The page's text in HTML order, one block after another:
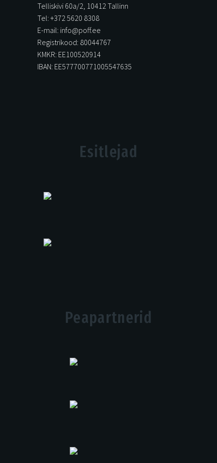
Telliskivi 60a/2, 10412 Tallinn
Tel: +372 5620 8308
E-mail: info@poff.ee
Registrikood: 80044767
KMKR: EE100520914
IBAN: EE577700771005547635
Esitlejad
Peapartnerid